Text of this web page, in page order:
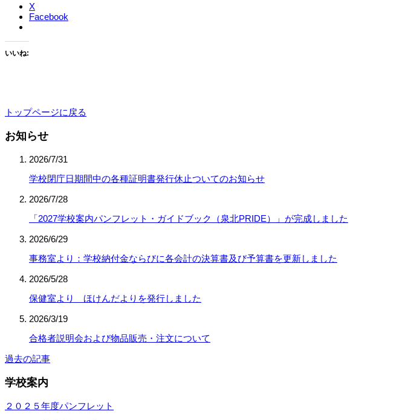
X
Facebook
いいね:
トップページに戻る
お知らせ
2026/7/31
学校閉庁日期間中の各種証明書発行休止ついてのお知らせ
2026/7/28
「2027学校案内パンフレット・ガイドブック（泉北PRIDE）」が完成しました
2026/6/29
事務室より：学校納付金ならびに各会計の決算書及び予算書を更新しました
2026/5/28
保健室より ほけんだよりを発行しました
2026/3/19
合格者説明会および物品販売・注文について
過去の記事
学校案内
２０２５年度パンフレット